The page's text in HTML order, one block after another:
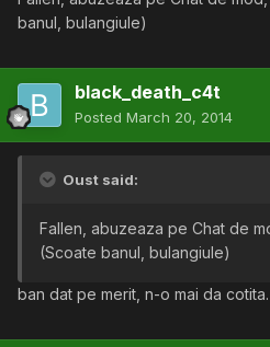
banul, bulangiule)
black_death_c4t
Posted March 20, 2014
Oust said:
Fallen, abuzeaza pe Chat de
(Scoate banul, bulangiule)
ban dat pe merit, n-o mai da cotita.